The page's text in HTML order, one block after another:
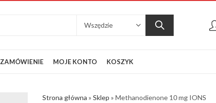
ZAMÓWIENIE MOJE KONTO KOSZYK
Strona główna » Sklep » Methanodienone 10 mg IONS